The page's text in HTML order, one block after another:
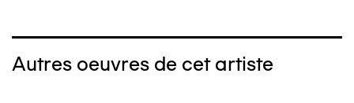
Autres oeuvres de cet artiste